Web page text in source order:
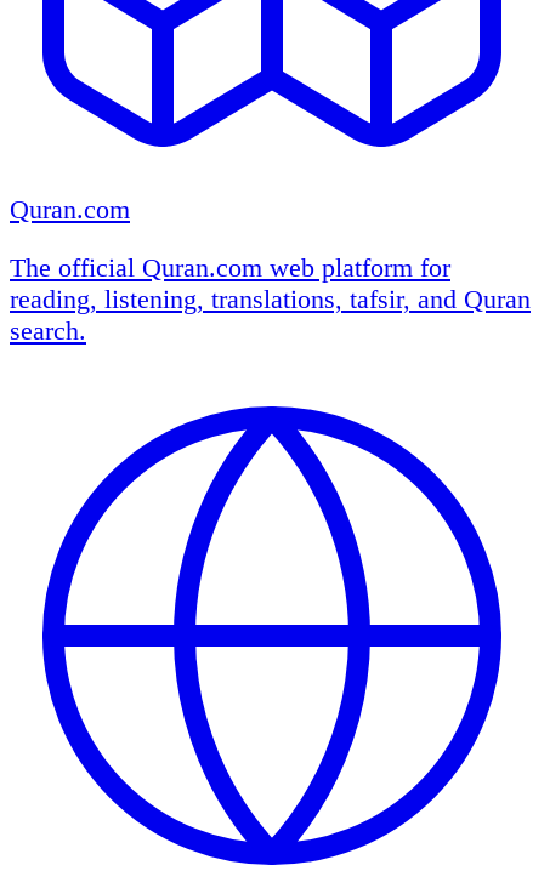
Quran.com
The official Quran.com web platform for
reading, listening, translations, tafsir, and Quran
search.